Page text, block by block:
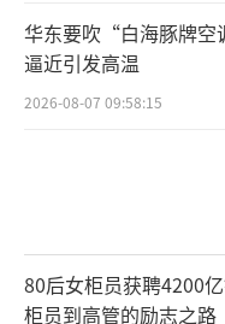
华东要吹“白海豚牌
逼近引发高温
2026-08-07 09:58:15
80后女柜员获聘4200
柜员到高管的励志之路